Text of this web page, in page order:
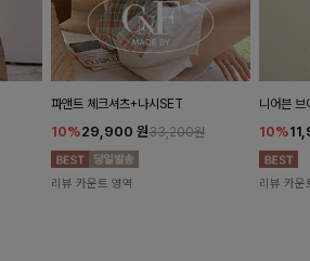
파앤트 체크셔츠+나시SET
10%29,900 원33,200원
리뷰 카운트 영역
니어븐 브
10%
리뷰 카운